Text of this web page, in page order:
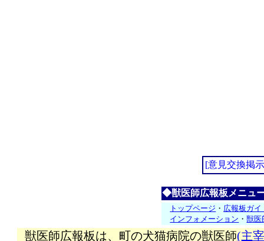
[意見交換掲
◆獣医師広報板メニュ
トップページ ・ 広報板ガイ
インフォメーション ・獣医
獣医師広報板は、町の犬猫病院の獣医師(主